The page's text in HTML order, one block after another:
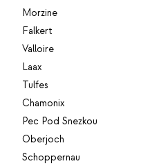
Morzine
Falkert
Valloire
Laax
Tulfes
Chamonix
Pec Pod Snezkou
Oberjoch
Schoppernau